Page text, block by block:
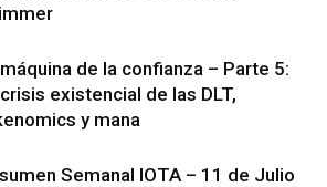
de la confianza – Parte 5:
existencial de las DLT,
y mana
Semanal IOTA – 11 de Julio